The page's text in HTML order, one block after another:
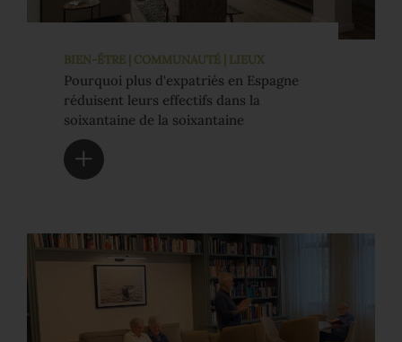
BIEN-ÊTRE | COMMUNAUTÉ | LIEUX
Pourquoi plus d'expatriés en Espagne
réduisent leurs effectifs dans la
soixantaine de la soixantaine